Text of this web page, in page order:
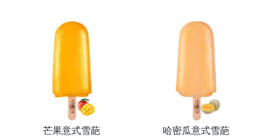
芒果意式雪葩 哈密瓜意式雪葩